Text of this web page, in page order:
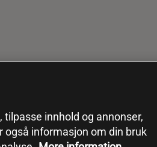
innhold og annonser,
også informasjon om din bruk